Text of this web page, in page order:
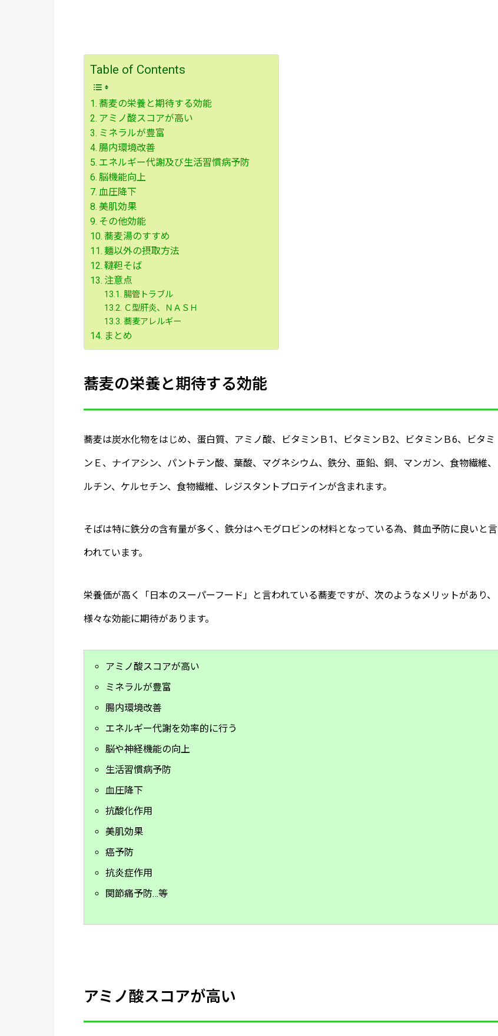
Table of Contents
蕎麦の栄養と期待する効能
アミノ酸スコアが高い
ミネラルが豊富
腸内環境改善
エネルギー代謝及び生活習慣病予防
脳機能向上
血圧降下
美肌効果
その他効能
蕎麦湯のすすめ
麺以外の摂取方法
韃靼そば
注意点
腸管トラブル
Ｃ型肝炎、ＮＡＳＨ
蕎麦アレルギー
まとめ
蕎麦の栄養と期待する効能
蕎麦は炭水化物をはじめ、蛋白質、アミノ酸、ビタミンＢ1、ビタミンＢ2、ビタミンＢ6、ビタミ
ンＥ、ナイアシン、パントテン酸、葉酸、マグネシウム、鉄分、亜鉛、銅、マンガン、食物繊維、
ルチン、ケルセチン、食物繊維、レジスタントプロテインが含まれます。
そばは特に鉄分の含有量が多く、鉄分はヘモグロビンの材料となっている為、貧血予防に良いと言
われています。
栄養価が高く「日本のスーパーフード」と言われている蕎麦ですが、次のようなメリットがあり、
様々な効能に期待があります。
アミノ酸スコアが高い
ミネラルが豊富
腸内環境改善
エネルギー代謝を効率的に行う
脳や神経機能の向上
生活習慣病予防
血圧降下
抗酸化作用
美肌効果
癌予防
抗炎症作用
関節痛予防…等
アミノ酸スコアが高い